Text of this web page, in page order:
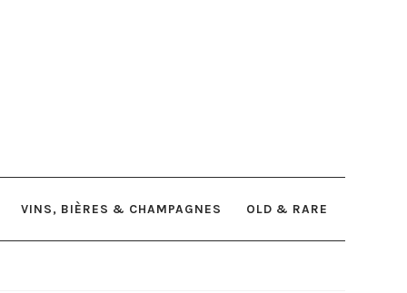
VINS, BIÈRES & CHAMPAGNES OLD & RARE